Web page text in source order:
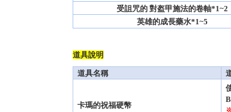
受詛咒的 對盔甲施法的卷軸*1~2
英雄的成長藥水*1~5
道具說明
道具名稱
卡瑪的祝福硬幣